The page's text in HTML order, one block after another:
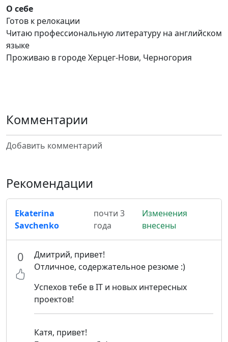
О себе
Готов к релокации
Читаю профессиональную литературу на английском
языке
Проживаю в городе Херцег-Нови, Черногория
Комментарии
Добавить комментарий
Рекомендации
Ekaterina
Savchenko
почти 3
года
Изменения
внесены
0
Дмитрий, привет!
Отличное, содержательное резюме :)
Успехов тебе в IT и новых интересных
проектов!
Катя, привет!